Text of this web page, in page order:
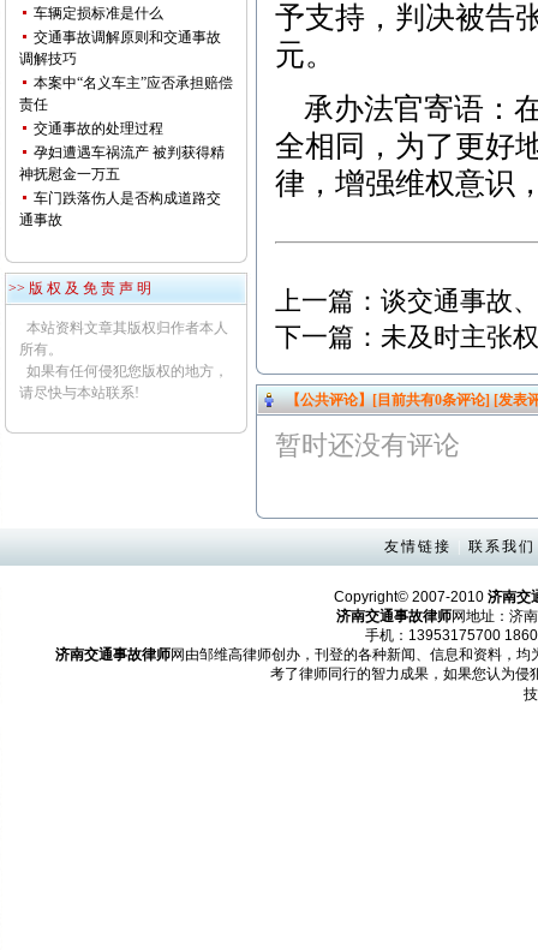
车辆定损标准是什么
交通事故调解原则和交通事故
调解技巧
本案中“名义车主”应否承担赔偿
责任
交通事故的处理过程
孕妇遭遇车祸流产 被判获得精
神抚慰金一万五
车门跌落伤人是否构成道路交
通事故
>> 版 权 及 免 责 声 明
本站资料文章其版权归作者本人
所有。
如果有任何侵犯您版权的地方，
请尽快与本站联系!
予支持，判决被告
元。
承办法官寄语：
全相同，为了更好
律，增强维权意识
上一篇： 谈交通事故
下一篇： 未及时主张
【公共评论】[目前共有0条评论][发表
暂时还没有评论
友情链接 联系我们
Copyright© 2007-2010 济南交
济南交通事故律师网地址：济
手机：13953175700
济南交通事故律师网由邹维高律师创办，刊登的各种新闻、信息和资料，均
考了律师同行的智力成果，如果您认为侵